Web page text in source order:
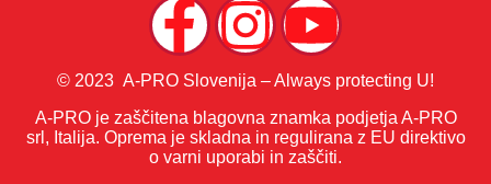
© 2023 A-PRO Slovenija – Always protecting U!
A-PRO je zaščitena blagovna znamka podjetja A-PRO
srl, Italija. Oprema je skladna in regulirana z EU direktivo
o varni uporabi in zaščiti.